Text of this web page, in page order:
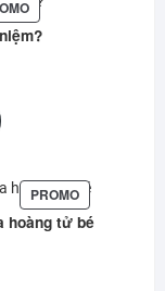
PRODUIT
EN
PROMOTION
PROMOPRODUIT
EN
PROMOTION
hoàng tử bé